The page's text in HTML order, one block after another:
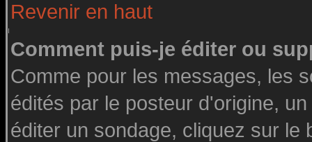
Revenir en haut
Comment puis-je éditer ou
Comme pour les messages, les
édités par le posteur d'origine,
éditer un sondage, cliquez sur le